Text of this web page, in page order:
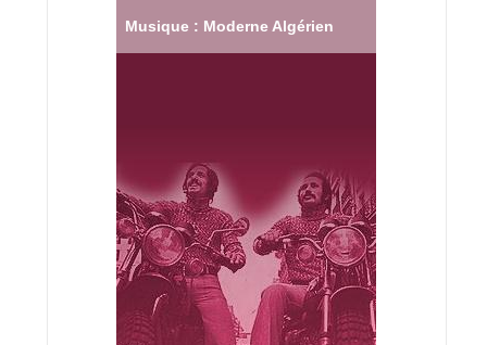
Musique : Moderne Algérien